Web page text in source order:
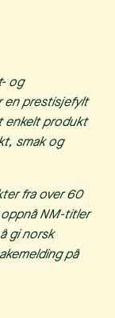
og
en prestisjefylt
enkelt produkt
smak og
fra over 60
NM-titler
gi norsk
på